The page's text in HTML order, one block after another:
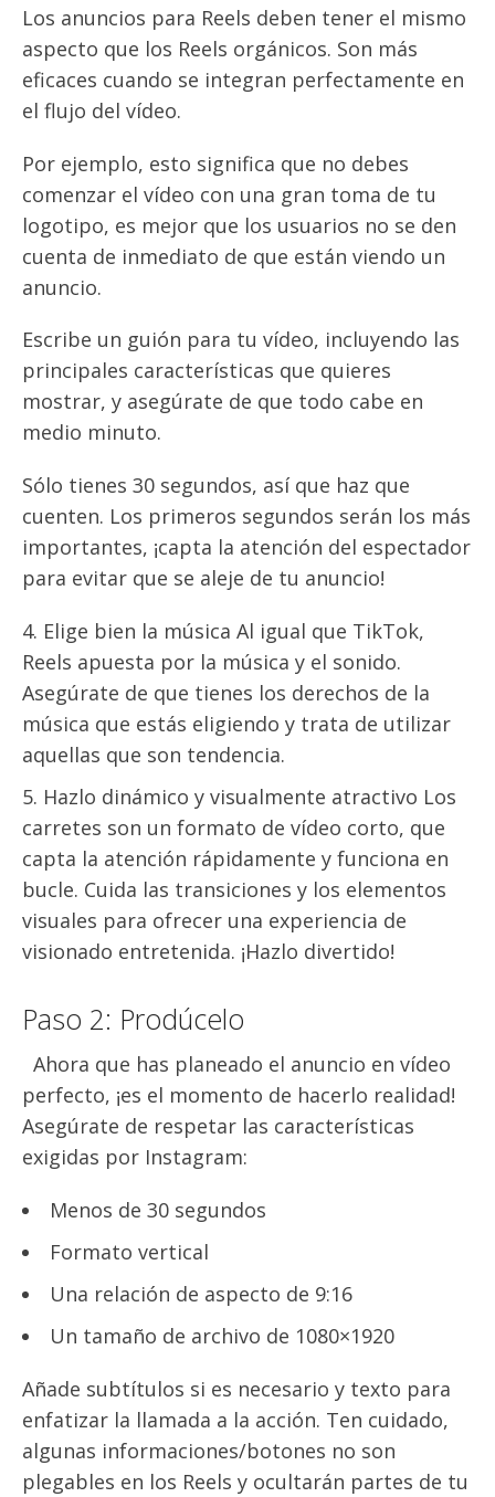
Los anuncios para Reels deben tener el mismo
aspecto que los Reels orgánicos. Son más
eficaces cuando se integran perfectamente en
el flujo del vídeo.
Por ejemplo, esto significa que no debes
comenzar el vídeo con una gran toma de tu
logotipo, es mejor que los usuarios no se den
cuenta de inmediato de que están viendo un
anuncio.
Escribe un guión para tu vídeo, incluyendo las
principales características que quieres
mostrar, y asegúrate de que todo cabe en
medio minuto.
Sólo tienes 30 segundos, así que haz que
cuenten. Los primeros segundos serán los más
importantes, ¡capta la atención del espectador
para evitar que se aleje de tu anuncio!
Elige bien la música Al igual que TikTok,
Reels apuesta por la música y el sonido.
Asegúrate de que tienes los derechos de la
música que estás eligiendo y trata de utilizar
aquellas que son tendencia.
Hazlo dinámico y visualmente atractivo Los
carretes son un formato de vídeo corto, que
capta la atención rápidamente y funciona en
bucle. Cuida las transiciones y los elementos
visuales para ofrecer una experiencia de
visionado entretenida. ¡Hazlo divertido!
Paso 2: Prodúcelo
Ahora que has planeado el anuncio en vídeo
perfecto, ¡es el momento de hacerlo realidad!
Asegúrate de respetar las características
exigidas por Instagram:
Menos de 30 segundos
Formato vertical
Una relación de aspecto de 9:16
Un tamaño de archivo de 1080×1920
Añade subtítulos si es necesario y texto para
enfatizar la llamada a la acción. Ten cuidado,
algunas informaciones/botones no son
plegables en los Reels y ocultarán partes de tu